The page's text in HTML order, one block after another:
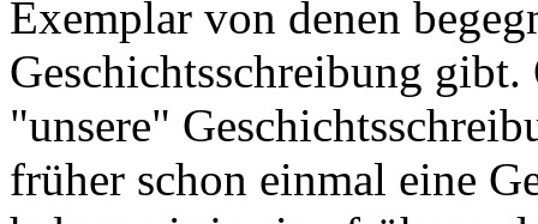
Exemplar von denen
Geschichtsschreibung gibt.
"unsere"
früher schon einmal eine